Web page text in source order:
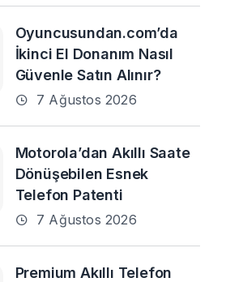
Oyuncusundan.com’da
İkinci El Donanım Nasıl
Güvenle Satın Alınır?
7 Ağustos 2026
Motorola’dan Akıllı Saate
Dönüşebilen Esnek
Telefon Patenti
7 Ağustos 2026
Premium Akıllı Telefon